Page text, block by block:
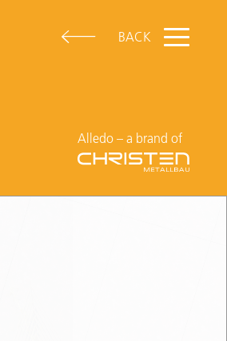
BACK
Alledo – a brand of